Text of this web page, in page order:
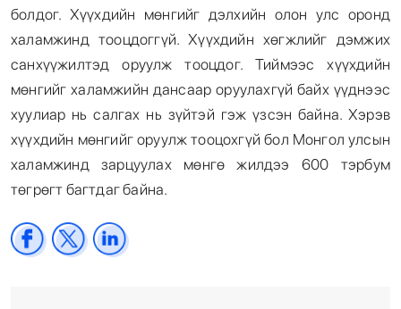
болдог. Хүүхдийн мөнгийг дэлхийн олон улс оронд
халамжинд тооцдоггүй. Хүүхдийн хөгжлийг дэмжих
санхүүжилтэд оруулж тооцдог. Тиймээс хүүхдийн
мөнгийг халамжийн дансаар оруулахгүй байх үүднээс
хуулиар нь салгах нь зүйтэй гэж үзсэн байна. Хэрэв
хүүхдийн мөнгийг оруулж тооцохгүй бол Монгол улсын
халамжинд зарцуулах мөнгө жилдээ 600 тэрбум
төгрөгт багтдаг байна.